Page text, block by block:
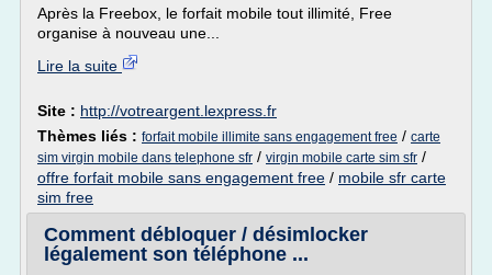
Après la Freebox, le forfait mobile tout illimité, Free
organise à nouveau une...
Lire la suite
Site : http://votreargent.lexpress.fr
Thèmes liés : forfait mobile illimite sans engagement free / carte
sim virgin mobile dans telephone sfr / virgin mobile carte sim sfr /
offre forfait mobile sans engagement free / mobile sfr carte
sim free
Comment débloquer / désimlocker
légalement son téléphone ...